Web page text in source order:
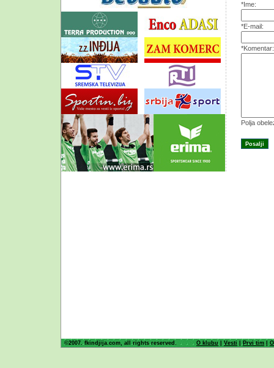
*Ime:
*E-mail:
*Komentar:
Polja
©2007. fkindjija.com, all rights reserved. O klubu |Vesti | Prvi tim |